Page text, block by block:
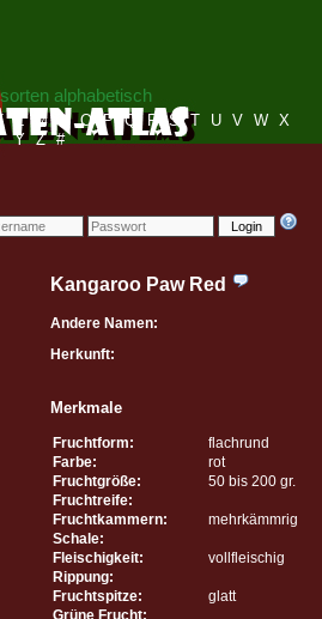
Login
alphabetisch
K L M N O P Q R S T U V W X
Y Z #
Kangaroo Paw Red
Andere Namen:
Herkunft:
Merkmale
Fruchtform:
flachrund
Farbe:
rot
Fruchtgröße:
50 bis 200 gr.
Fruchtreife:
Fruchtkammern:
mehrkämmrig
Schale:
Fleischigkeit:
vollfleischig
Rippung:
Fruchtspitze:
glatt
Grüne Frucht: